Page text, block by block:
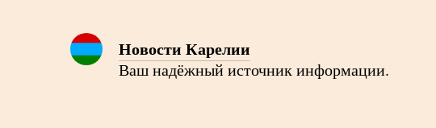
Новости Карелии
Ваш надёжный источник информации.